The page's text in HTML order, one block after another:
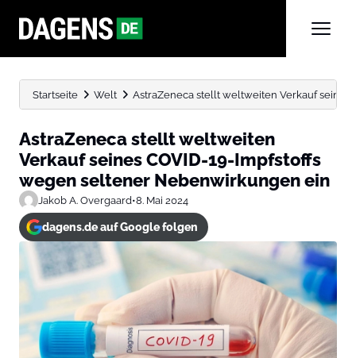
Startseite Welt AstraZeneca stellt weltweiten Verkauf
AstraZeneca stellt weltweiten
Verkauf seines COVID-19-Impfstoffs
wegen seltener Nebenwirkungen ein
Jakob A. Overgaard•8. Mai 2024
dagens.de auf Google folgen